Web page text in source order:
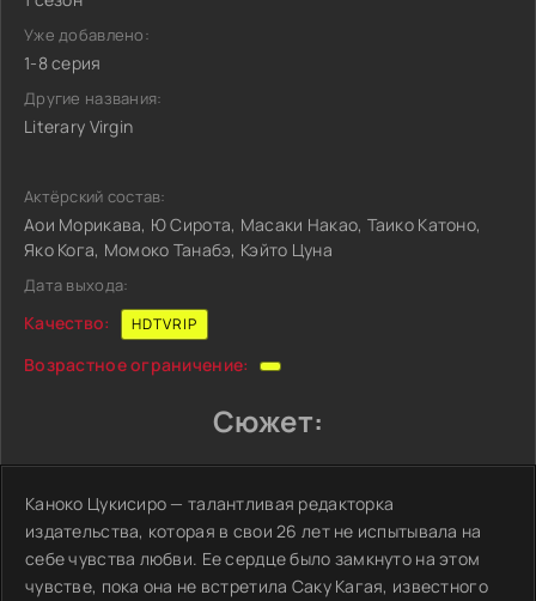
Уже добавлено:
1-8 серия
Другие названия:
Literary Virgin
Актёрский состав:
Аои Морикава, Ю Сирота, Масаки Накао, Таико Катоно,
Яко Кога, Момоко Танабэ, Кэйто Цуна
Дата выхода:
Качество: HDTVRIP
Возрастное ограничение:
Сюжет:
Каноко Цукисиро — талантливая редакторка
издательства, которая в свои 26 лет не испытывала на
себе чувства любви. Ее сердце было замкнуто на этом
чувстве, пока она не встретила Саку Кагая, известного